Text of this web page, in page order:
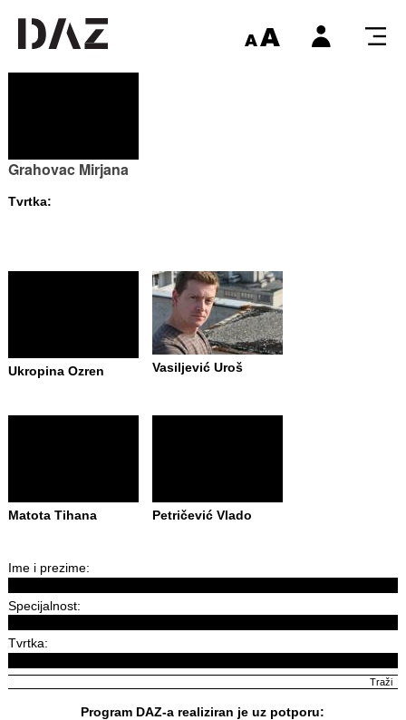
Grahovac Mirjana
Tvrtka:
Ukropina Ozren Vasiljević Uroš
Matota Tihana Petričević Vlado
Ime i prezime:
Specijalnost:
Tvrtka:
Program DAZ-a realiziran je uz potporu: